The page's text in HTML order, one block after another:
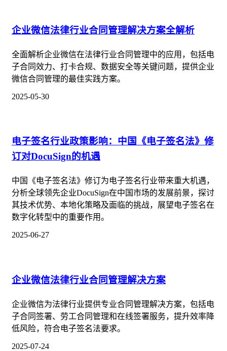
企业微信法律行业合同管理解决方案全解析
全面解析企业微信在法律行业合同管理中的应用，包括电
子合同效力、打卡合规、数据安全等关键问题，提供企业
微信合同管理的最佳实践方案。
2025-05-30
电子签名行业政策影响：中国《电子签名法》修
订对DocuSign的机遇
中国《电子签名法》修订为电子签名行业带来重大机遇，
分析全球领先企业DocuSign在中国市场的发展前景，探讨
其技术优势、本地化策略及面临的挑战，展望电子签名在
数字化转型中的重要作用。
2025-06-27
企业微信法律行业合同管理解决方案
企业微信为法律行业提供专业合同管理解决方案，包括电
子合同签署、劳工合同管理和在线签署服务，提升效率降
低风险，符合电子签名法要求。
2025-07-24